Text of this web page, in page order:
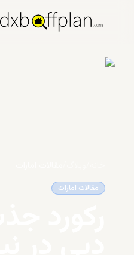
مقالات امارات